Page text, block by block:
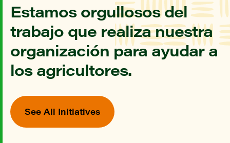
Estamos orgullosos del
trabajo que realiza nuestra
organización para ayudar a
los agricultores.
See All Initiatives